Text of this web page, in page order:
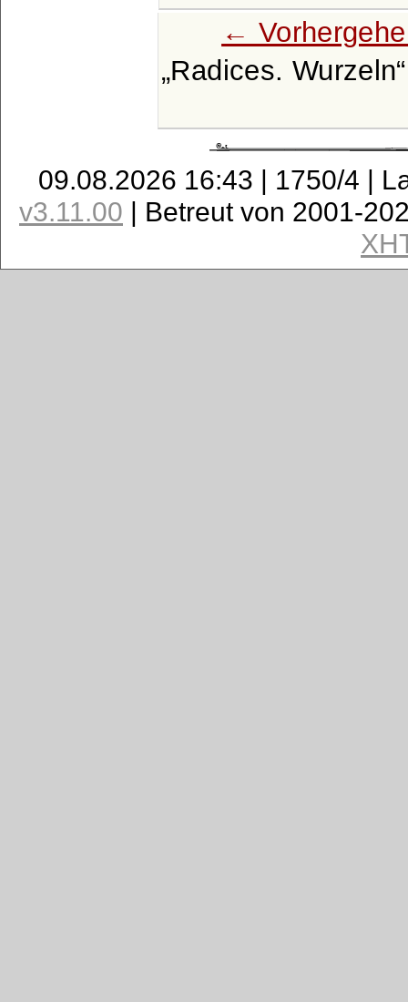
←
Radices. Wurzeln
09.08.2026 16:43 | 1750/4 |
v3.11.00 | Betreut von 2001-